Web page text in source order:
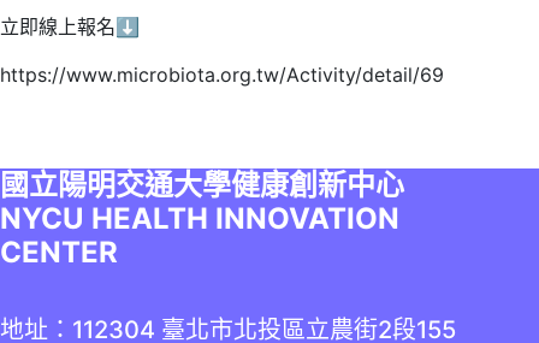
立即線上報名⬇️
https://www.microbiota.org.tw/Activity/detail/69
國立陽明交通大學健康創新中心
NYCU HEALTH INNOVATION
CENTER
地址：112304 臺北市北投區立農街2段155